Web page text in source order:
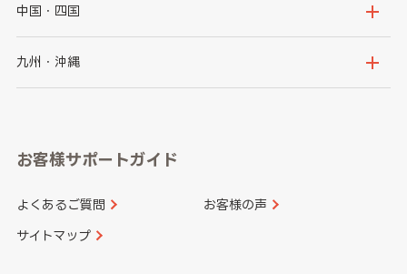
千葉県
神奈川県
石川県
山梨県
愛知県
大阪府
京都府
和歌山県
中国・四国
鳥取県
山口県
香川県 愛媛県
九州・沖縄
長崎県
大分県 宮崎県
お客様サポートガイド
よくあるご質問 お客様の声
サイトマップ